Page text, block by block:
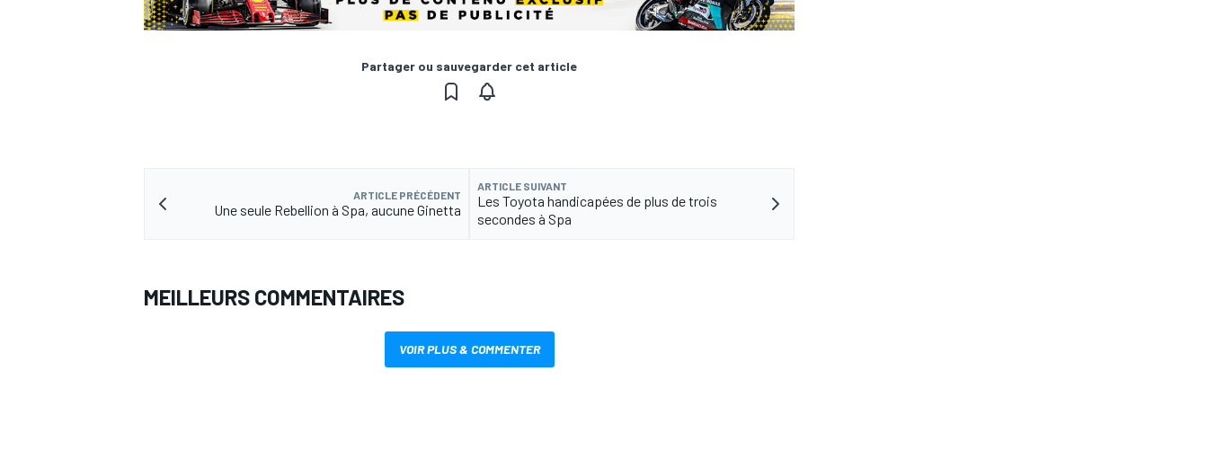
Partager ou sauvegarder cet article
ARTICLE PRÉCÉDENT
Une seule Rebellion à Spa, aucune Ginetta
ARTICLE SUIVANT
Les Toyota handicapées de plus de trois
secondes à Spa
MEILLEURS COMMENTAIRES
VOIR PLUS & COMMENTER